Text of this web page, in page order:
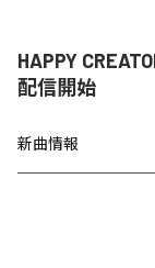
HAPPY
配信開始
新曲情報